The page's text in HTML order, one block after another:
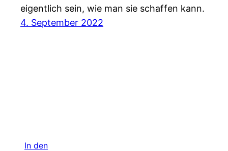
eigentlich sein, wie man sie schaffen kann.
4. September 2022
In den